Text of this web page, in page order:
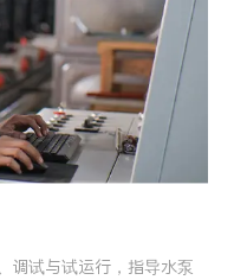
调试与试运行，指导水泵